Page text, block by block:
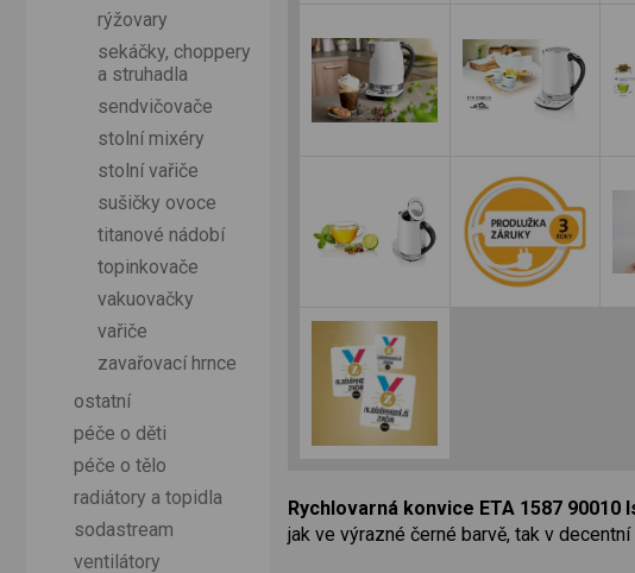
Rychlovarná konvice ETA 1587 90010
jak ve výrazné černé barvě, tak v decentní
rýžovary
sekáčky, choppery
a struhadla
sendvičovače
stolní mixéry
stolní vařiče
sušičky ovoce
titanové nádobí
topinkovače
vakuovačky
vařiče
zavařovací hrnce
ostatní
péče o děti
péče o tělo
radiátory a topidla
sodastream
ventilátory